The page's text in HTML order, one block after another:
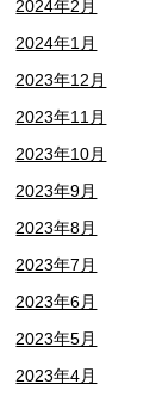
2024年2月
2024年1月
2023年12月
2023年11月
2023年10月
2023年9月
2023年8月
2023年7月
2023年6月
2023年5月
2023年4月